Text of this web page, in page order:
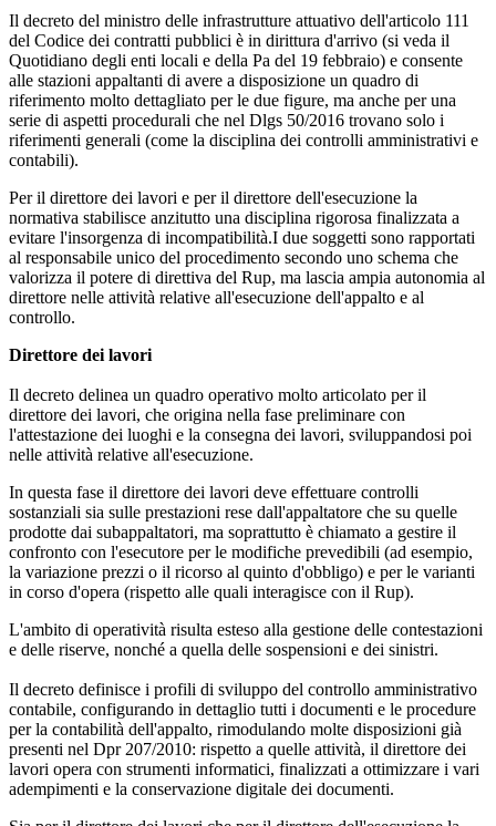
Il decreto del ministro delle infrastrutture attuativo dell'articolo 111
del Codice dei contratti pubblici è in dirittura d'arrivo (si veda il
Quotidiano degli enti locali e della Pa del 19 febbraio) e consente
alle stazioni appaltanti di avere a disposizione un quadro di
riferimento molto dettagliato per le due figure, ma anche per una
serie di aspetti procedurali che nel Dlgs 50/2016 trovano solo i
riferimenti generali (come la disciplina dei controlli amministrativi e
contabili).
Per il direttore dei lavori e per il direttore dell'esecuzione la
normativa stabilisce anzitutto una disciplina rigorosa finalizzata a
evitare l'insorgenza di incompatibilità.I due soggetti sono rapportati
al responsabile unico del procedimento secondo uno schema che
valorizza il potere di direttiva del Rup, ma lascia ampia autonomia al
direttore nelle attività relative all'esecuzione dell'appalto e al
controllo.
Direttore dei lavori
Il decreto delinea un quadro operativo molto articolato per il
direttore dei lavori, che origina nella fase preliminare con
l'attestazione dei luoghi e la consegna dei lavori, sviluppandosi poi
nelle attività relative all'esecuzione.
In questa fase il direttore dei lavori deve effettuare controlli
sostanziali sia sulle prestazioni rese dall'appaltatore che su quelle
prodotte dai subappaltatori, ma soprattutto è chiamato a gestire il
confronto con l'esecutore per le modifiche prevedibili (ad esempio,
la variazione prezzi o il ricorso al quinto d'obbligo) e per le varianti
in corso d'opera (rispetto alle quali interagisce con il Rup).
L'ambito di operatività risulta esteso alla gestione delle contestazioni
e delle riserve, nonché a quella delle sospensioni e dei sinistri.
Il decreto definisce i profili di sviluppo del controllo amministrativo
contabile, configurando in dettaglio tutti i documenti e le procedure
per la contabilità dell'appalto, rimodulando molte disposizioni già
presenti nel Dpr 207/2010: rispetto a quelle attività, il direttore dei
lavori opera con strumenti informatici, finalizzati a ottimizzare i vari
adempimenti e la conservazione digitale dei documenti.